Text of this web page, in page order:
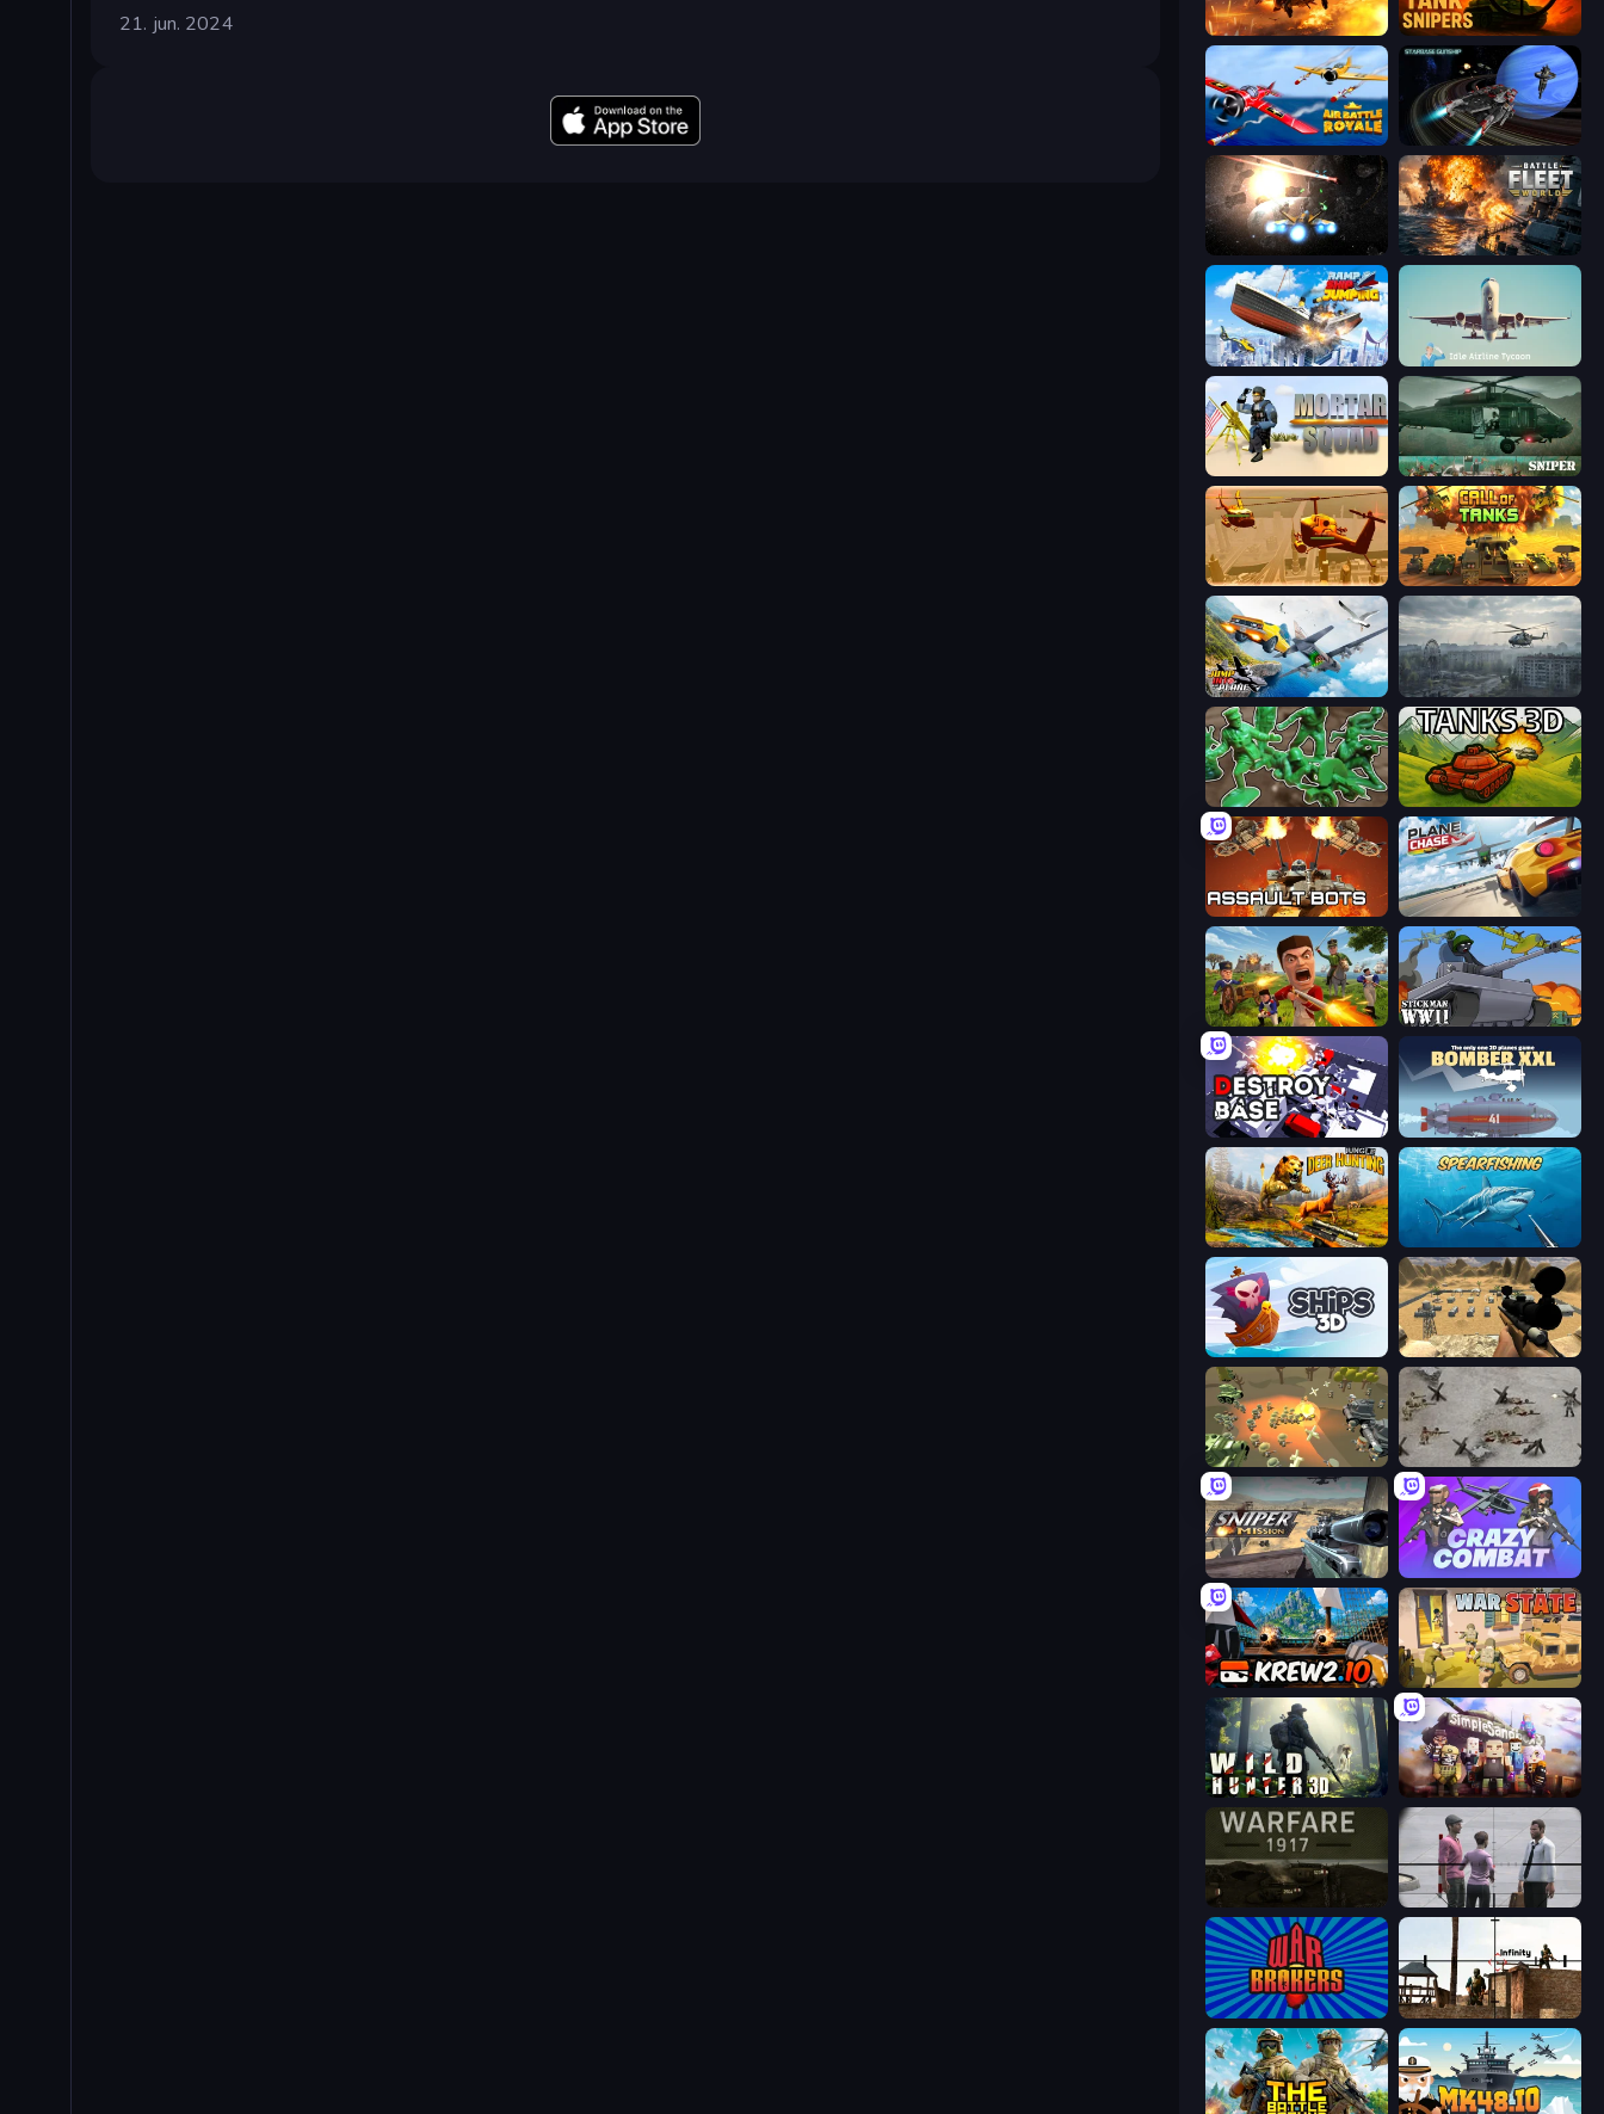
21. jun. 2024 Heli Military Base Tank Snipers
Air Battle Royale: Sky Blitz Starbase Gunship
Space Battle Battle Fleet World
Ship Ramp Jumping Idle Airline Tycoon
Mortar Squad SNIPER
Seek and Destroy Call of Tanks
Jump Into The Plane Free Rally: Pripyat
Soldiers - Capture and Control! Tanks 3D
Assault Bots Plane Chase
Redcoats.io Stickman WW2
Destroy Base Bomber XXL
Jungle Deer Hunting
Ships 3D Ghost Sniper
WW1 Battle Simulator Warfare 1944
Sniper Mission Crazy Combat
Krew.io War State IO: Conquer Battles
Wild Hunter 3D Simple Sandbox 3
Warfare 1917
War Brokers Lethal Sniper 3D: Army Soldier